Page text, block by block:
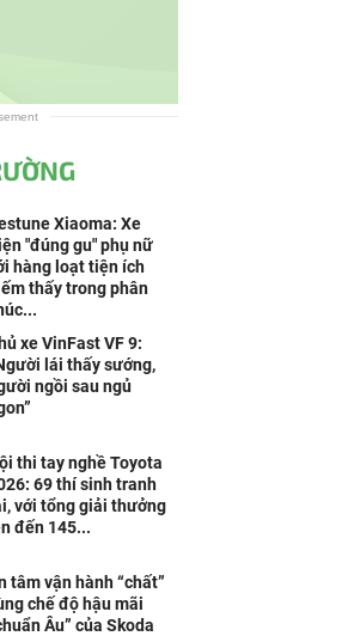
Xiaoma: Xe
"đúng gu" phụ nữ
hàng loạt tiện ích
thấy trong phân
xe VinFast VF 9:
lái thấy sướng,
ngồi sau ngủ
thi tay nghề Toyota
69 thí sinh tranh
với tổng giải thưởng
đến 145...
tâm vận hành “chất”
chế độ hậu mãi
Âu” của Skoda